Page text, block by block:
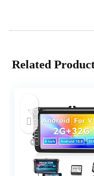
Related